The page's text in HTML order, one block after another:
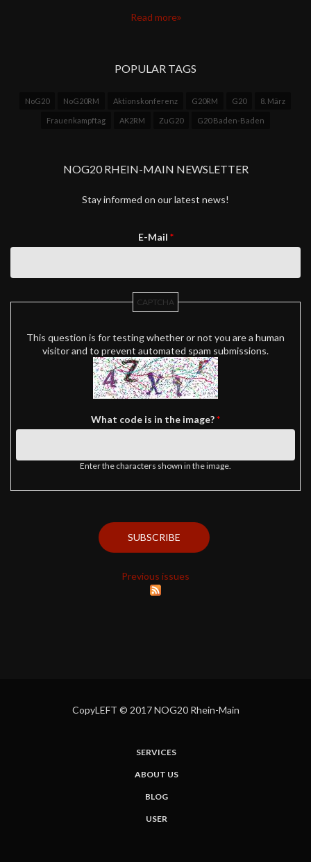
Read more
POPULAR TAGS
NoG20 NoG20RM Aktionskonferenz G20RM G20 8. März
Frauenkampftag AK2RM ZuG20 G20 Baden-Baden
NOG20 RHEIN-MAIN NEWSLETTER
Stay informed on our latest news!
E-Mail *
CAPTCHA
This question is for testing whether or not you are a human
visitor and to prevent automated spam submissions.
What code is in the image?*
Enter the characters shown in the image.
Previous issues
CopyLEFT © 2017 NOG20 Rhein-Main
SERVICES
ABOUT US
BLOG
USER